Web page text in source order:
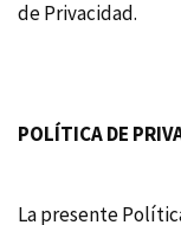
de Privacidad.
POLÍTICA DE
La presente